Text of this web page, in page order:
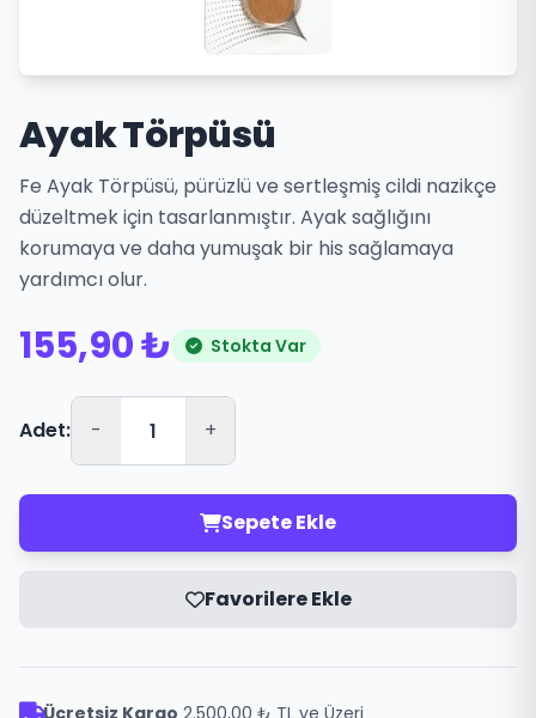
Ayak Törpüsü
Fe Ayak Törpüsü, pürüzlü ve sertleşmiş cildi nazikçe
düzeltmek için tasarlanmıştır. Ayak sağlığını
korumaya ve daha yumuşak bir his sağlamaya
yardımcı olur.
155,90 ₺ Stokta Var
Adet: - +
Sepete Ekle
Favorilere Ekle
Ücretsiz Kargo 2.500,00 ₺ TL ve Üzeri